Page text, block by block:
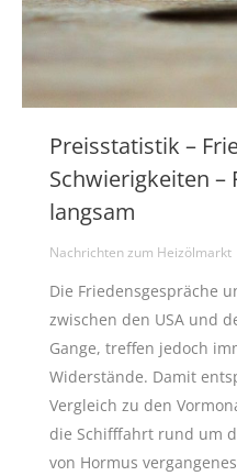
Preisstatistik –
Schwierigkeiten –
langsam
Nachrichten zum Heizölmarkt
Die Friedensgespräche
zwischen den USA und
Gange, treffen jedoch
Widerstände. Damit
Vergleich zu den
die Schifffahrt rund um
von Hormus